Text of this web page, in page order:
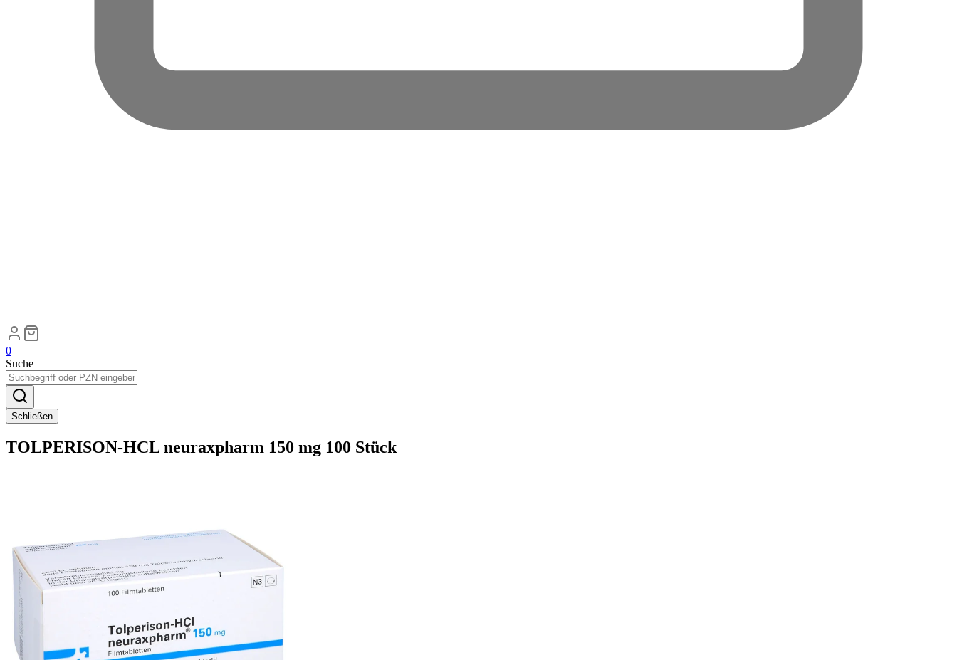
0
Suche
Schließen
TOLPERISON-HCL neuraxpharm 150 mg 100 Stück